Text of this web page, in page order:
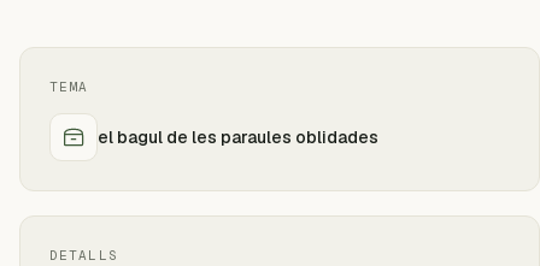
TEMA
el bagul de les paraules oblidades
DETALLS